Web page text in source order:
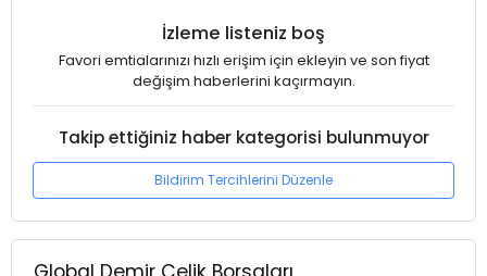
İzleme listeniz boş
Favori emtialarınızı hızlı erişim için ekleyin ve son fiyat
değişim haberlerini kaçırmayın.
Takip ettiğiniz haber kategorisi bulunmuyor
Bildirim Tercihlerini Düzenle